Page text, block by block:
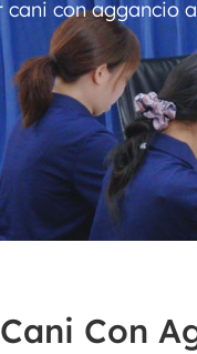
cani con aggancio
Con